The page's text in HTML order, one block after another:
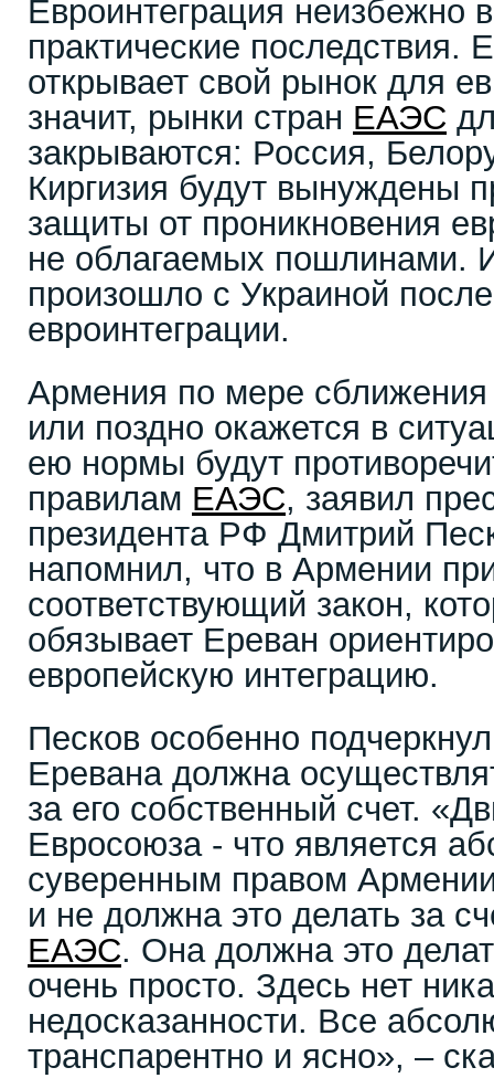
Евроинтеграция неизбежно
практические последствия.
открывает свой рынок для
значит, рынки стран ЕАЭС
закрываются: Россия,
Киргизия будут вынуждены
защиты от проникновения
не облагаемых пошлинами.
произошло с Украиной
евроинтеграции.
Армения по мере
или поздно окажется в
ею нормы будут
правилам ЕАЭС, заявил
президента РФ Дмитрий
напомнил, что в Армении
соответствующий закон,
обязывает Ереван
европейскую интеграцию.
Песков особенно
Еревана должна
за его собственный счет.
Евросоюза - что является
суверенным правом
и не должна это делать за
ЕАЭС. Она должна это
очень просто. Здесь нет
недосказанности. Все
транспарентно и ясно», –